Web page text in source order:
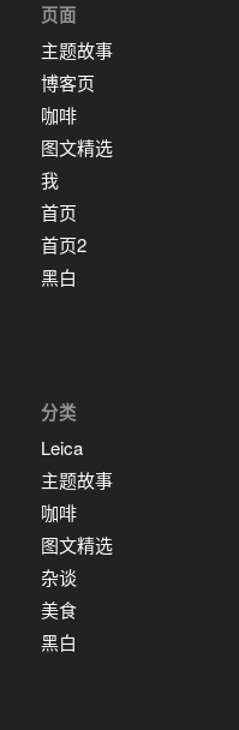
页面
主题故事
博客页
咖啡
图文精选
我
首页
首页2
黑白
分类
Leica
主题故事
咖啡
图文精选
杂谈
美食
黑白